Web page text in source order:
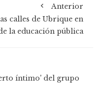
Anterior
calles de Ubrique en
la educación pública
íntimo' del grupo